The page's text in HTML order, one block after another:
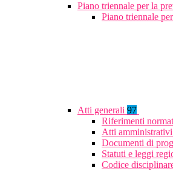
Piano triennale per la
Piano triennale
Atti generali 97
Riferimenti
Atti
Documenti di
Statuti e leggi
Codice